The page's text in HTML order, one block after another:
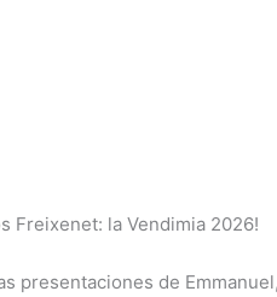
Freixenet: la Vendimia 2026!
presentaciones de